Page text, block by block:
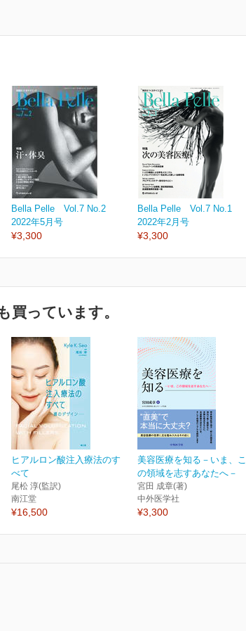
Bella Pelle Vol.7 No.2
2022年5月号
¥3,300
Bella Pelle Vol.7 No.1
2022年2月号
¥3,300
買っています。
ヒアルロン酸注入療法のす
べて
尾松 淳(監訳)
南江堂
¥16,500
美容医療を知る－いま、こ
の領域を志すあなたへ－
宮田 成章(著)
中外医学社
¥3,300